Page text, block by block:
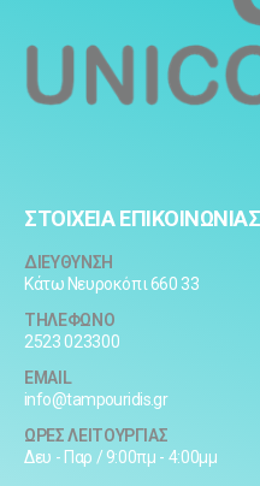
ΣΤΟΙΧΕΙΑ ΕΠΙΚΟΙΝΩΝΙΑΣ
ΔΙΕΥΘΥΝΣΗ
Κάτω Νευροκόπι 660 33
ΤΗΛΕΦΩΝΟ
2523 023300
EMAIL
info@tampouridis.gr
ΩΡΕΣ ΛΕΙΤΟΥΡΓΙΑΣ
Δευ - Παρ / 9:00πμ - 4:00μμ